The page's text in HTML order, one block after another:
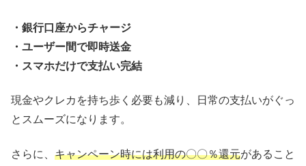
・銀行口座からチャージ
・ユーザー間で即時送金
・スマホだけで支払い完結
現金やクレカを持ち歩く必要も減り、日常の支払いがぐっ
とスムーズになります。
さらに、 キャンペーン時には利用の〇〇％還元があること